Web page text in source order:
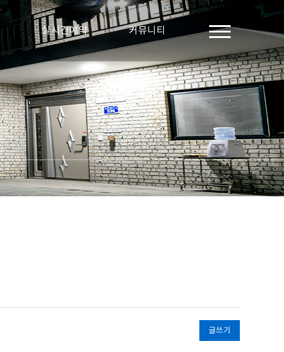
실시간예약 커뮤니티
글쓰기